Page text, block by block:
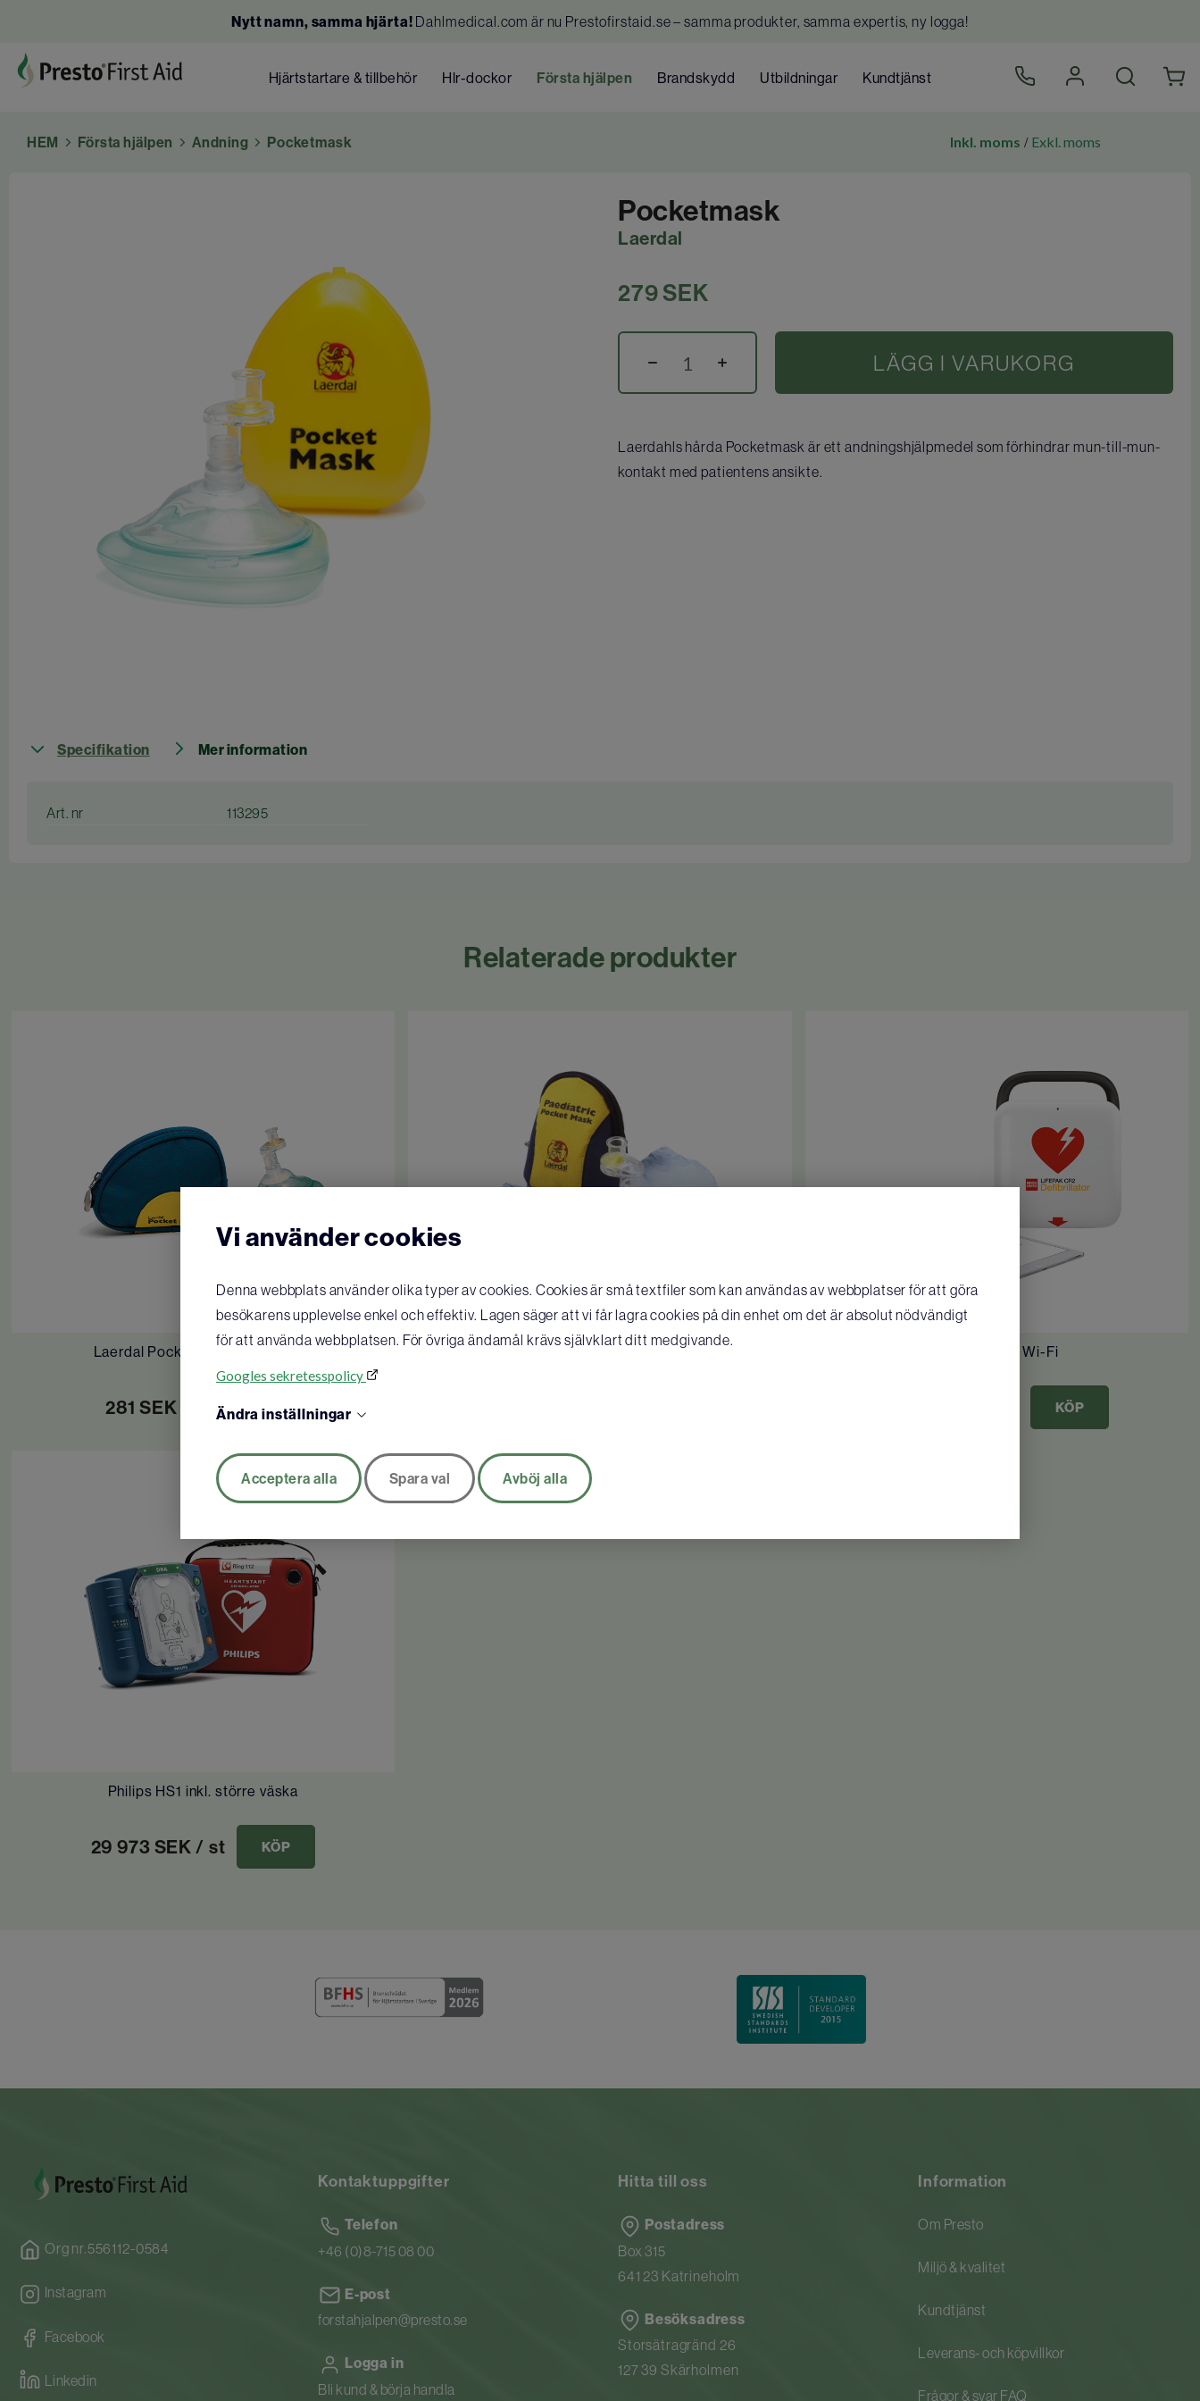
Vi använder cookies
Denna webbplats använder olika typer av cookies. Cookies är små textfiler som kan användas av webbplatser för att göra
besökarens upplevelse enkel och effektiv. Lagen säger att vi får lagra cookies på din enhet om det är absolut nödvändigt
för att använda webbplatsen. För övriga ändamål krävs självklart ditt medgivande.
Googles sekretesspolicy
Ändra inställningar
Acceptera alla Spara val Avböj alla
Nytt namn, samma hjärta! Dahlmedical.com är nu Prestofirstaid.se – samma produkter, samma expertis, ny logga!
Hjärtstartare & tillbehör Hlr-dockor Första hjälpen Brandskydd Utbildningar Kundtjänst
HEM Första hjälpen Andning Pocketmask Inkl. moms / Exkl. moms
Pocketmask
Laerdal
279SEK
LÄGG I VARUKORG
Laerdahls hårda Pocketmask är ett andningshjälpmedel som förhindrar mun-till-mun-
kontakt med patientens ansikte.
Specifikation
Art. nr 113295
Mer information
Relaterade produkter
Laerdal Pocketmask, mjuk väska
281 SEK KÖP
Laerdal Pocketmask Barn Lifepak CR2 Wi-Fi
KÖP
Philips HS1 inkl. större väska
29 973SEK / st KÖP
Org nr.556112-0584
Instagram
Facebook
Linkedin
Kontaktuppgifter
Telefon
+46 (0)8-715 08 00
E-post
forstahjalpen@presto.se
Logga in
Bli kund & börja handla
Hitta till oss
Postadress
Box 315
641 23 Katrineholm
Besöksadress
Storsätragränd 26
127 39 Skärholmen
Information
Om Presto
Miljö & kvalitet
Kundtjänst
Leverans- och köpvillkor
Frågor & svar FAQ